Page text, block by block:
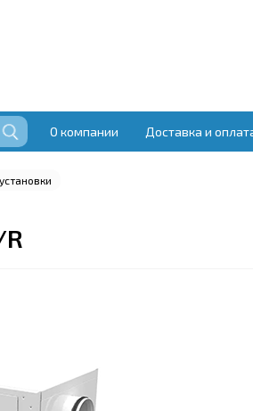
Отопительное
О компании Доставка и